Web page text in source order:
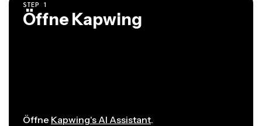
STEP 1
Öffne Kapwing
Öffne Kapwing's AI Assistant.